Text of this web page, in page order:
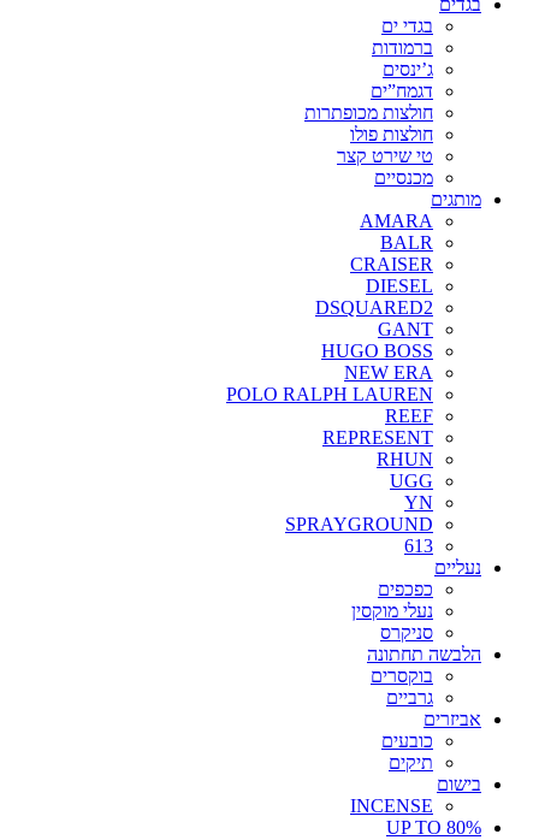
בגדים
בגדי ים
ברמודות
ג’ינסים
דגמח”ים
חולצות מכופתרות
חולצות פולו
טי שירט קצר
מכנסיים
מותגים
AMARA
BALR
CRAISER
DIESEL
DSQUARED2
GANT
HUGO BOSS
NEW ERA
POLO RALPH LAUREN
REEF
REPRESENT
RHUN
UGG
YN
SPRAYGROUND
613
נעליים
כפכפים
נעלי מוקסין
סניקרס
הלבשה תחתונה
בוקסרים
גרביים
אביזרים
כובעים
תיקים
בישום
INCENSE
UP TO 80%